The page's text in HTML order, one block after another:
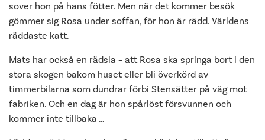
sover hon på hans fötter. Men när det kommer besök
gömmer sig Rosa under soffan, för hon är rädd. Världens
räddaste katt.
Mats har också en rädsla – att Rosa ska springa bort i den
stora skogen bakom huset eller bli överkörd av
timmerbilarna som dundrar förbi Stensätter på väg mot
fabriken. Och en dag är hon spårlöst försvunnen och
kommer inte tillbaka …